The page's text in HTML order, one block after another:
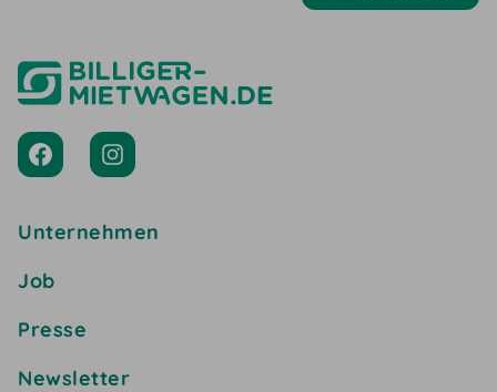
Unternehmen
Job
Presse
Newsletter